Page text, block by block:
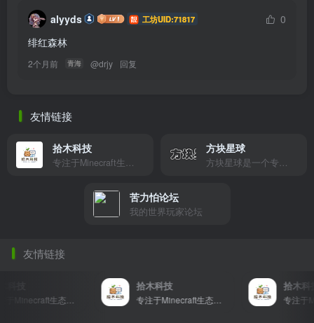
alyyds 工坊UID:71817
0
绯红森林
2个月前 青海 @drjy 回复
友情链接
拾木科技
专注于Minecraft生态建设
方块星球
方块星球是一个专注于我的世界的中文论坛，提供丰富的资源分享、玩家交流和创意展示，包括地图、皮肤、数据包等内容，打造Minecraft玩家的专属社区乐园！
苦力怕论坛
我的世界玩家论坛
友情链接
专注于Minecraft生态建设
拾木科技
专注于Minecraft生态建设
拾木科技